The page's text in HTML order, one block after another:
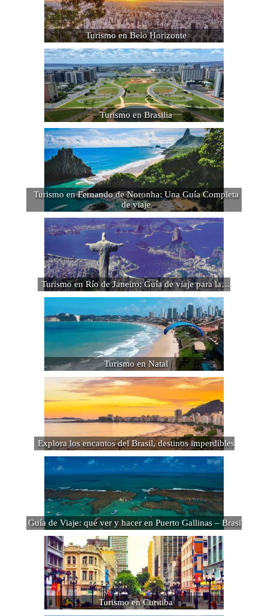
Turismo en Belo Horizonte
Turismo en Brasilia
Turismo en Fernando de Noronha: Una Guía Completa
de viaje
Turismo en Río de Janeiro: Guía de viaje para la…
Turismo en Natal
Explora los encantos del Brasil, destinos imperdibles
Guía de Viaje: qué ver y hacer en Puerto Gallinas – Brasil
Turismo en Curitiba